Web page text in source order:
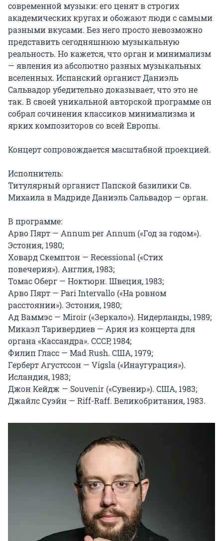
современной музыки: его ценят в строгих
академических кругах и обожают люди с самыми
разными вкусами. Без него просто невозможно
представить сегодняшнюю музыкальную
реальность. Но кажется, что орган и минимализм
— явления из абсолютно разных музыкальных
вселенных. Испанский органист Даниэль
Сальвадор убедительно доказывает, что это не
так. В своей уникальной авторской программе он
собрал сочинения классиков минимализма и
ярких композиторов со всей Европы.
Концерт сопровождается масштабной проекцией.
Исполнитель:
Титулярный органист Папской базилики Св.
Михаила в Мадриде Даниэль Сальвадор — орган.
В программе:
Арво Пярт — Annum per Annum («Год за годом»).
Эстония, 1980;
Ховард Скемптон — Recessional («Стих
повечерия»). Англия, 1983;
Томас Оберг — Ноктюрн. Швеция, 1983;
Арво Пярт — Pari Intervallo («На ровном
расстоянии»). Эстония, 1980;
Ад Ваммэс — Miroir («Зеркало»). Нидерланды, 1989;
Микаэл Таривердиев — Ария из концерта для
органа «Кассандра». СССР, 1984;
Филип Гласс — Mad Rush. США, 1979;
Герберт Агустссон — Vígsla («Инаугурация»).
Исландия, 1983;
Джон Кейдж — Souvenir («Сувенир»). США, 1983;
Джайлс Суэйн — Riff-Raff. Великобритания, 1983.